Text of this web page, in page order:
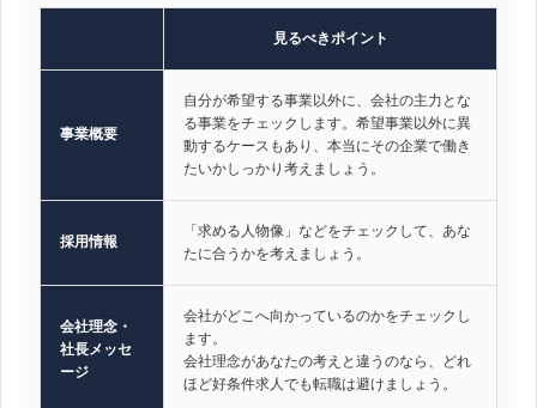
見るべきポイント
事業概要
自分が希望する事業以外に、会社の主力とな
る事業をチェックします。希望事業以外に異
動するケースもあり、本当にその企業で働き
たいかしっかり考えましょう。
採用情報
「求める人物像」などをチェックして、あな
たに合うかを考えましょう。
会社理念・
社長メッセ
ージ
会社がどこへ向かっているのかをチェックし
ます。
会社理念があなたの考えと違うのなら、どれ
ほど好条件求人でも転職は避けましょう。